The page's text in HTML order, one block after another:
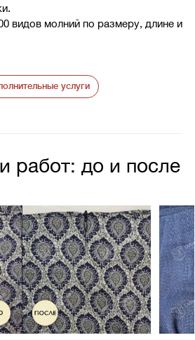
видов молний по размеру, длине и
услуги
работ: до и после